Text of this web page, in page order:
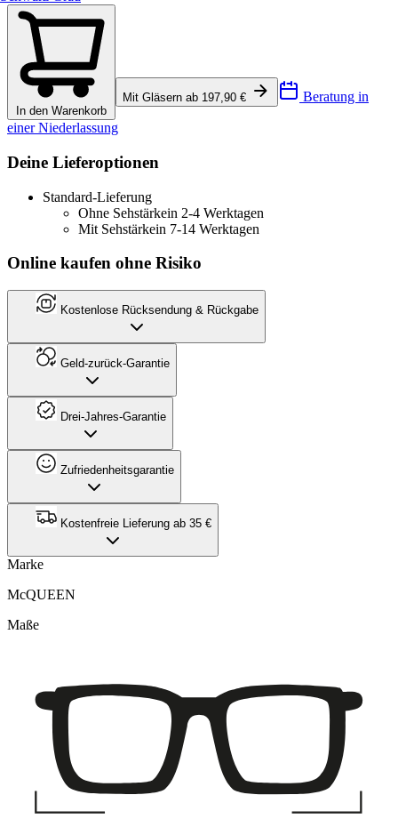
In den Warenkorb
Mit Gläsern ab 197,90 € Beratung in
einer Niederlassung
Deine Lieferoptionen
Standard-Lieferung
Ohne Sehstärkein 2-4 Werktagen
Mit Sehstärkein 7-14 Werktagen
Online kaufen ohne Risiko
Kostenlose Rücksendung & Rückgabe
Geld-zurück-Garantie
Drei-Jahres-Garantie
Zufriedenheitsgarantie
Kostenfreie Lieferung ab 35 €
Marke
McQUEEN
Maße